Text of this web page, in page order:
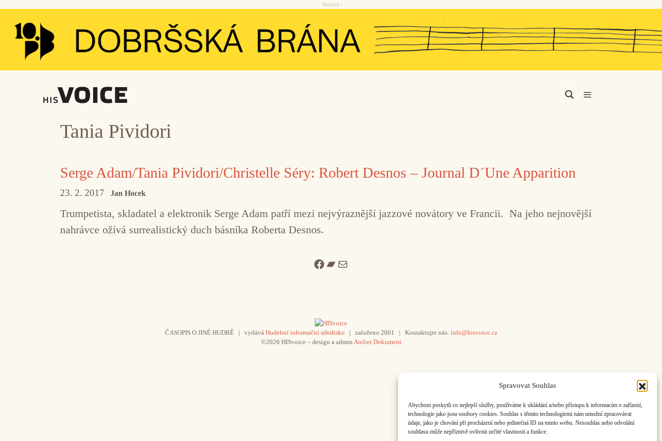
Spravovat Souhlas
Abychom poskytli co nejlepší služby, používáme k ukládání a/nebo přístupu k informacím o zařízení,
technologie jako jsou soubory cookies. Souhlas s těmito technologiemi nám umožní zpracovávat
údaje, jako je chování při procházení nebo jedinečná ID na tomto webu. Nesouhlas nebo odvolání
souhlasu může nepříznivě ovlivnit určité vlastnosti a funkce.
Přeskočit
obsah
- Inzerce -
Tania Pividori
Serge Adam/Tania Pividori/Christelle Séry: Robert Desnos – Journal D´Une Apparition
23. 2. 2017 Jan Hocek
Trumpetista, skladatel a elektronik Serge Adam patří mezi nejvýraznější jazzové novátory ve Francii. Na jeho nejnovější
nahrávce ožívá surrealistický duch básníka Roberta Desnos.
Facebook
Bandcamp
Mail
ČASOPIS O JINÉ HUDBĚ | vydává Hudební informační středisko | založeno 2001 | Kontaktujte nás: info@hisvoice.cz
©2026 HISvoice – design a admin Atelier Dokument